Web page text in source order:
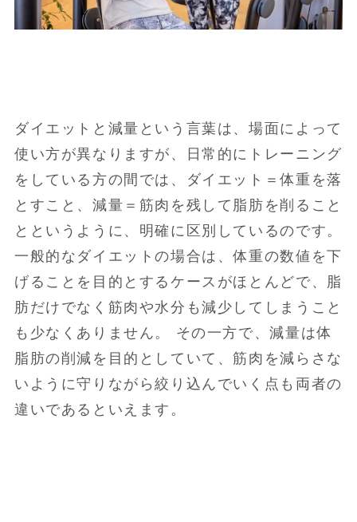
ダイエットと減量という言葉は、場面によって
使い方が異なりますが、日常的にトレーニング
をしている方の間では、ダイエット＝体重を落
とすこと、減量＝筋肉を残して脂肪を削ること
とというように、明確に区別しているのです。
一般的なダイエットの場合は、体重の数値を下
げることを目的とするケースがほとんどで、脂
肪だけでなく筋肉や水分も減少してしまうこと
も少なくありません。 その一方で、減量は体
脂肪の削減を目的としていて、筋肉を減らさな
いように守りながら絞り込んでいく点も両者の
違いであるといえます。